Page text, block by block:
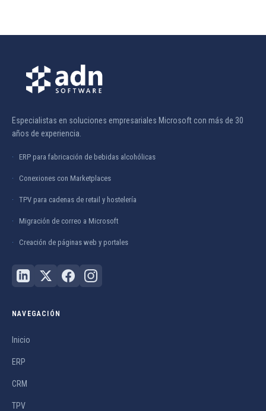
Especialistas en soluciones empresariales Microsoft con más de 30
años de experiencia.
ERP para fabricación de bebidas alcohólicas
Conexiones con Marketplaces
TPV para cadenas de retail y hostelería
Migración de correo a Microsoft
Creación de páginas web y portales
NAVEGACIÓN
Inicio
ERP
CRM
TPV